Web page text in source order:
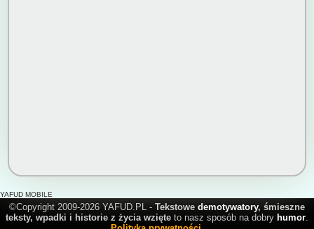
YAFUD MOBILE
©Copyright 2009-2026 YAFUD.PL - Tekstowe demotywatory, śmieszne
teksty, wpadki i historie z życia wzięte to nasz sposób na dobry humor